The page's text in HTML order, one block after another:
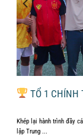
TỔ 1 CHÍNH
Khép lại hành trình đầy
lập Trung ...